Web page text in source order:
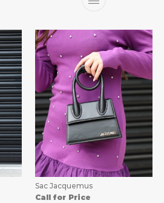
Sac Jacquemus
Call for Price